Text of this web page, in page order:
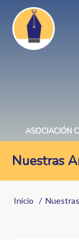
Pasar
contenido
principal
ASOCIACIÓN
Nuestras
Inicio